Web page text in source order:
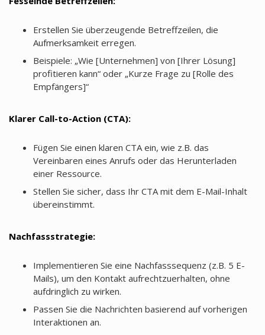
Erstellen Sie überzeugende Betreffzeilen, die
Aufmerksamkeit erregen.
Beispiele: „Wie [Unternehmen] von [Ihrer Lösung]
profitieren kann“ oder „Kurze Frage zu [Rolle des
Empfängers]“
Klarer Call-to-Action (CTA):
Fügen Sie einen klaren CTA ein, wie z.B. das
Vereinbaren eines Anrufs oder das Herunterladen
einer Ressource.
Stellen Sie sicher, dass Ihr CTA mit dem E-Mail-Inhalt
übereinstimmt.
Nachfassstrategie:
Implementieren Sie eine Nachfasssequenz (z.B. 5 E-
Mails), um den Kontakt aufrechtzuerhalten, ohne
aufdringlich zu wirken.
Passen Sie die Nachrichten basierend auf vorherigen
Interaktionen an.